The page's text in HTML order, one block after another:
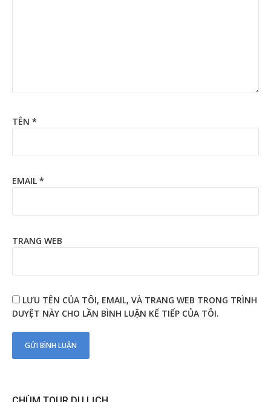
TÊN *
EMAIL *
TRANG WEB
LƯU TÊN CỦA TÔI, EMAIL, VÀ TRANG WEB TRONG TRÌNH
DUYỆT NÀY CHO LẦN BÌNH LUẬN KẾ TIẾP CỦA TÔI.